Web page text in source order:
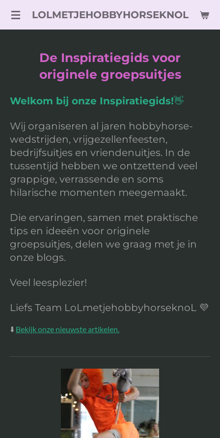
Ga
LOLMETJEHOBBYHORSEKNOL
De Inspiratiegids voor
originele groepsuitjes
Welkom bij onze Inspiratiegids!👋
Wij organiseren al jaren hobbyhorse-
wedstrijden, vrijgezellenfeesten,
bedrijfsuitjes en vriendenuitjes. In de
tussentijd hebben we ontzettend veel
grappige, verrassende en soms
hilarische momenten meegemaakt.
Die ervaringen, samen met praktische
tips en ideeën voor originele
groepsuitjes, delen we graag met je in
onze blogs.
Veel leesplezier!
Liefs Team LoLmetjehobbyhorseknoL 💜
⬇️ Bekijk onze nieuwste artikelen.